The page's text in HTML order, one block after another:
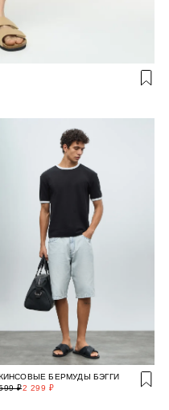
БЕРМУДЫ БЭГГИ
2 299 ₽
₽